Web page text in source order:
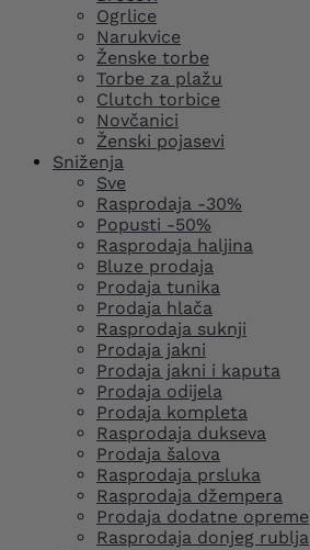
Ogrlice
Narukvice
Ženske torbe
Torbe za plažu
Clutch torbice
Novčanici
Ženski pojasevi
Sniženja
Sve
Rasprodaja -30%
Popusti -50%
Rasprodaja haljina
Bluze prodaja
Prodaja tunika
Prodaja hlača
Rasprodaja suknji
Prodaja jakni
Prodaja jakni i kaputa
Prodaja odijela
Prodaja kompleta
Rasprodaja dukseva
Prodaja šalova
Rasprodaja prsluka
Rasprodaja džempera
Prodaja dodatne opreme
Rasprodaja donjeg rublja